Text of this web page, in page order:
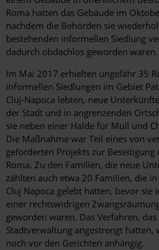
Roma hatten das Gebäude im
nachdem die Behörden sie
bestehenden informellen Siedlung
dadurch obdachlos geworden waren.
Im Mai 2017 erhielten ungefähr 35
informellen Siedlungen im Gebiet
Cluj-Napoca lebten, neue
der Stadt und in angrenzenden
sie neben einer Halde für Müll und
Die Maßnahme war Teil eines von
geförderten Projekts zur Beseitigung
Roma. Zu den Familien, die neue
zählten auch etwa 20 Familien, die
Cluj Napoca gelebt hatten, bevor sie
einer rechtswidrigen
geworden waren. Das Verfahren,
Stadtverwaltung angestrengt hatten,
noch vor den Gerichten anhängig.